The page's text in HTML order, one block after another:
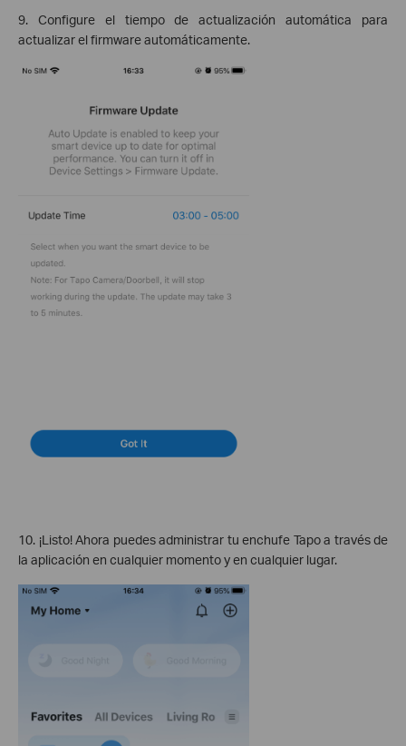
9. Configure el tiempo de actualización automática para
actualizar el firmware automáticamente.
10. ¡Listo! Ahora puedes administrar tu enchufe Tapo a través de
la aplicación en cualquier momento y en cualquier lugar.